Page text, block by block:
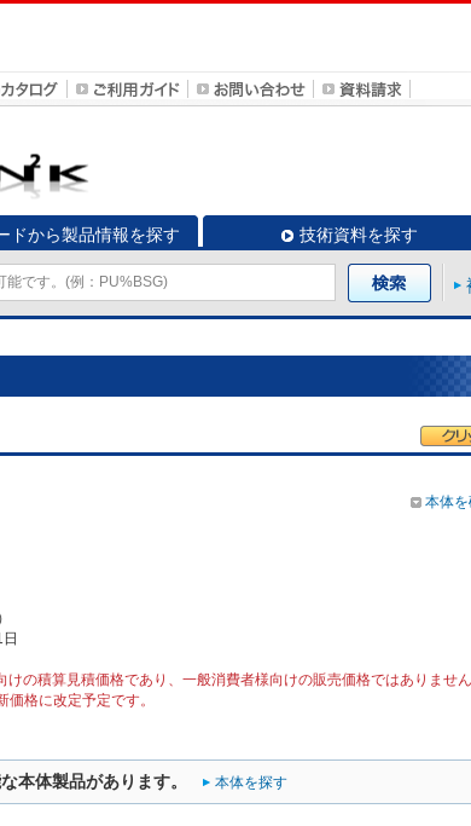
ドから製品情報を探す 技術資料を探す
本体
の積算見積価格であり、一般消費者様向けの販売価格ではありませ
格に改定予定です。
本体製品があります。 本体を探す